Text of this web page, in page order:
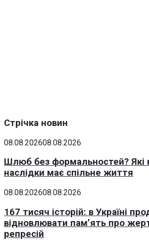
Стрічка новин
08.08.202608.08.2026
Шлюб без формальностей? Які
наслідки має спільне життя
08.08.202608.08.2026
167 тисяч історій: в Україні
відновлювати пам’ять про
репресій